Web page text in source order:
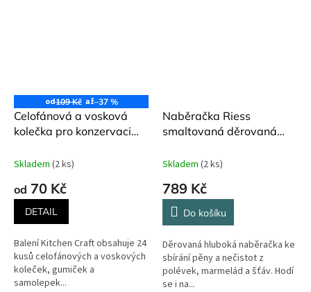
od109 Kč až–37 %
Celofánová a vosková
kolečka pro konzervaci
Craft
Skladem (2 ks)
od 70 Kč
DETAIL
Balení Kitchen Craft obsahuje 24
kusů celofánových a voskových
koleček, gumiček a
samolepek...
Naběračka Riess
smaltovaná děrovaná
Skladem (2 ks)
789 Kč
Do košíku
Děrovaná hluboká naběračka ke
sbírání pěny a nečistot z
polévek, marmelád a šťáv. Hodí
se i na...